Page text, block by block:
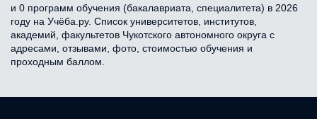
и 0 программ обучения (бакалавриата, специалитета) в 2026
году на Учёба.ру. Список университетов, институтов,
академий, факультетов Чукотского автономного округа с
адресами, отзывами, фото, стоимостью обучения и
проходным баллом.